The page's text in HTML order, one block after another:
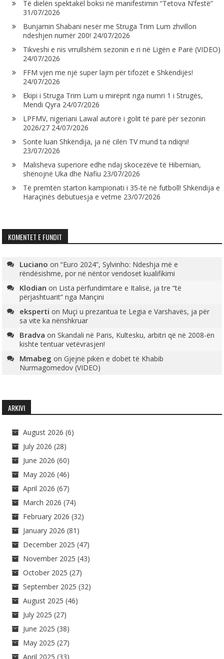
Të dielën spektakël boksi në manifestimin “Tetova N’festë”
31/07/2026
Bunjamin Shabani nesër me Struga Trim Lum zhvillon
ndeshjen numër 200! 24/07/2026
Tikveshi e nis vrrullshëm sezonin e ri në Ligën e Parë (VIDEO)
24/07/2026
FFM vjen me një super lajm për tifozët e Shkëndijës!
24/07/2026
Ekipi i Struga Trim Lum u mirëprit nga numri 1 i Strugës,
Mendi Qyra 24/07/2026
LPFMV, nigeriani Lawal autorë i golit të parë për sezonin
2026/27 24/07/2026
Sonte luan Shkëndija, ja në cilën TV mund ta ndiqni!
23/07/2026
Malisheva superiore edhe ndaj skocezëve të Hibernian,
shënojnë Uka dhe Nafiu 23/07/2026
Të premtën starton kampionati i 35-të në futboll! Shkëndija e
Haraçinës debutuesja e vetme 23/07/2026
KOMENTET E FUNDIT
Luciano on“Euro 2024”, Sylvinho: Ndeshja më e
rëndësishme, por në nëntor vendoset kualifikimi
Klodian on Lista përfundimtare e Italisë, ja tre “të
përjashtuarit” nga Mançini
eksperti on Muçi u prezantua te Legia e Varshavës, ja për
sa vite ka nënshkruar
Bradva onSkandali në Paris, Kultesku, arbitri që në 2008-ën
kishte tentuar vetëvrasjen!
Mmabeg onGjejnë pikën e dobët të Khabib
Nurmagomedov (VIDEO)
ARKIVI
August 2026 (6)
July 2026 (28)
June 2026 (60)
May 2026 (46)
April 2026 (67)
March 2026 (74)
February 2026 (32)
January 2026 (81)
December 2025 (47)
November 2025 (43)
October 2025 (27)
September 2025 (32)
August 2025 (46)
July 2025 (27)
June 2025 (38)
May 2025 (27)
April 2025 (33)